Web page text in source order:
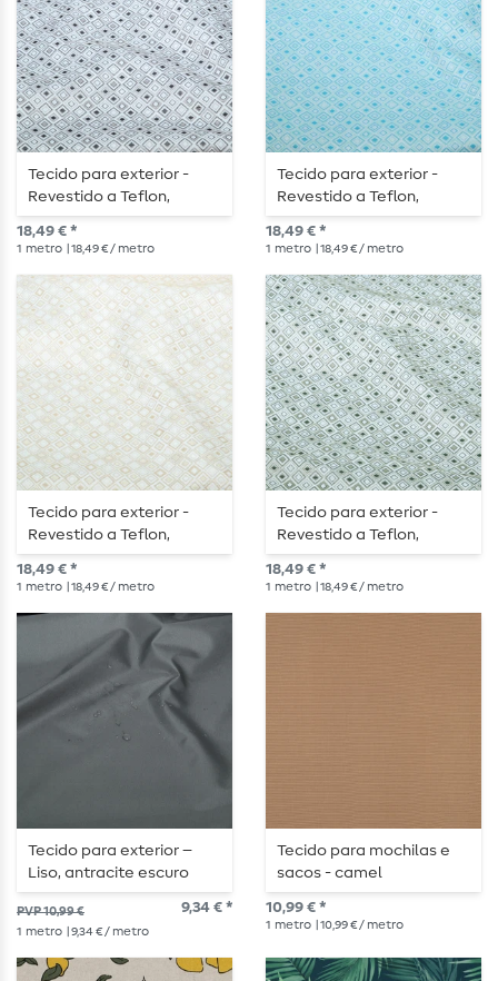
Tecido para exterior -
Revestido a Teflon,
quadrados em jacquard,
cru e preto
18,49 € *
1 metro | 18,49 € / metro
Tecido para exterior -
Revestido a Teflon,
quadrados em jacquard,
cru e turquesa
18,49 € *
1 metro | 18,49 € / metro
Tecido para exterior -
Revestido a Teflon,
quadrados em jacquard,
cor crua e areia
18,49 € *
1 metro | 18,49 € / metro
Tecido para exterior -
Revestido a Teflon,
quadrados em jacquard,
cru e verde
18,49 € *
1 metro | 18,49 € / metro
Tecido para exterior –
Liso, antracite escuro
PVP 10,99 € 9,34 € *
1 metro | 9,34 € / metro
Tecido para mochilas e
sacos - camel
10,99 € *
1 metro | 10,99 € / metro